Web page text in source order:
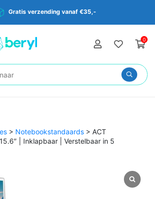
Gratis verzending vanaf €35,-
0
> Notebookstandaards > ACT
| Inklapbaar | Verstelbaar in 5